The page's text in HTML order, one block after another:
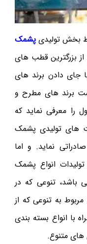
بخش تولیدی پشمک
بزرگترین قطب های
جای دادن برند های
است برند های مطرح و
را معرفی نماید که
های تولیدی پشمک
نماید. و اما
انواع پشمک
باشد، تنوعی که در
به تنوعی که از
انواع بسته بندی
متنوع.